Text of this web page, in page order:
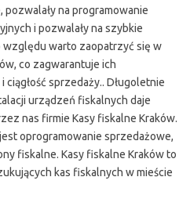
pozwalały na programowanie
i pozwalały na szybkie
warto zaopatrzyć się w
co zagwarantuje ich
sprzedaży.. Długoletnie
urządzeń fiskalnych daje
nas firmie Kasy fiskalne Kraków.
oprogramowanie sprzedażowe,
fiskalne. Kasy fiskalne Kraków to
kas fiskalnych w mieście